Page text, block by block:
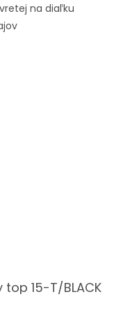
na diaľku
top 15-T/BLACK
z 5 hviezdičiek.